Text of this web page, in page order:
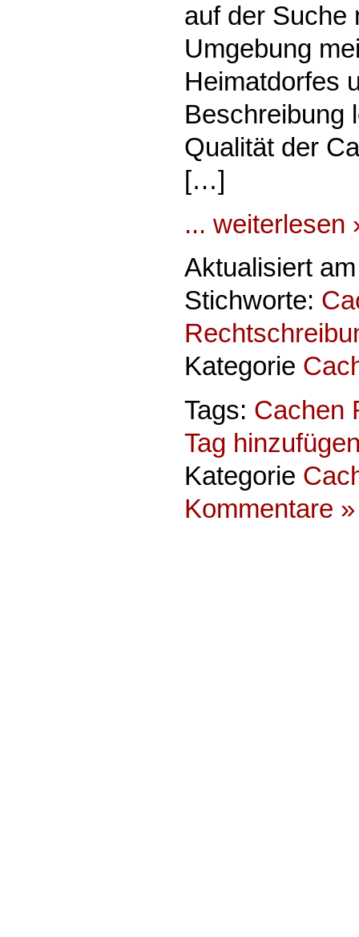
auf der Suche
Umgebung
Heimatdorfes
Beschreibung
Qualität der
[…]
... weiterlesen
Aktualisiert
Stichworte:
Kategorie
Tags: Cachen
Tag
Kategorie
Kommentare »